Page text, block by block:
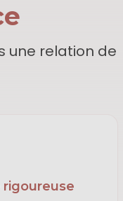
une relation de
rigoureuse